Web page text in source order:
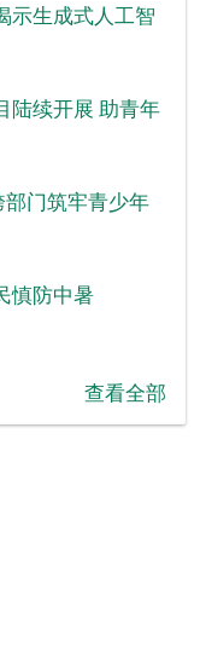
示生成式人工智
陆续开展 助青年
门筑牢青少年
慎防中暑
查看全部